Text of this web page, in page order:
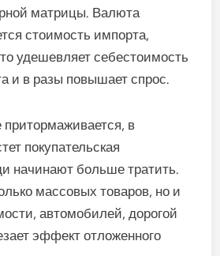
матрицы. Валюта
стоимость импорта,
удешевляет себестоимость
и в разы повышает спрос.
притормаживается, в
покупательская
начинают больше тратить.
массовых товаров, но и
автомобилей, дорогой
эффект отложенного